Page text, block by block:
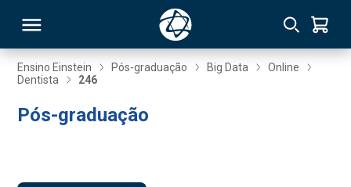
Ensino Einstein Pós-graduação Big Data
Online
Dentista
246
Pós-graduação